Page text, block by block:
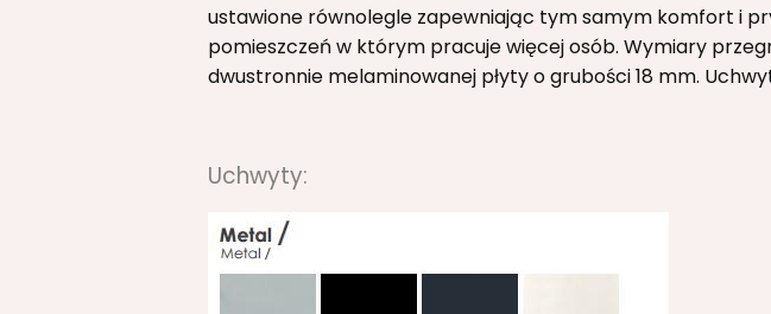
ustawione równolegle zapewniając tym samym komfort i
pomieszczeń w którym pracuje więcej osób. Wymiary
dwustronnie melaminowanej płyty o grubości 18 mm.
Uchwyty: